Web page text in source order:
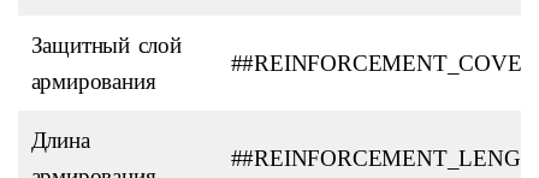
Защитный слой
армирования
##REINFORCEMENT_COVER
Длина